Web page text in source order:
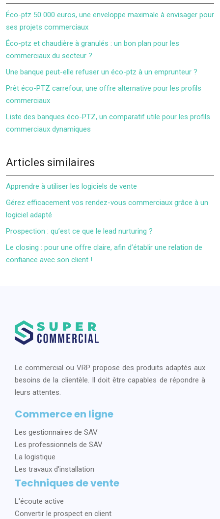
Éco-ptz 50 000 euros, une enveloppe maximale à envisager pour
ses projets commerciaux
Éco-ptz et chaudière à granulés : un bon plan pour les
commerciaux du secteur ?
Une banque peut-elle refuser un éco-ptz à un emprunteur ?
Prêt éco-PTZ carrefour, une offre alternative pour les profils
commerciaux
Liste des banques éco-PTZ, un comparatif utile pour les profils
commerciaux dynamiques
Articles similaires
Apprendre à utiliser les logiciels de vente
Gérez efficacement vos rendez-vous commerciaux grâce à un
logiciel adapté
Prospection : qu’est ce que le lead nurturing ?
Le closing : pour une offre claire, afin d’établir une relation de
confiance avec son client !
Le commercial ou VRP propose des produits adaptés aux
besoins de la clientèle. Il doit être capables de répondre à
leurs attentes.
Commerce en ligne
Les gestionnaires de SAV
Les professionnels de SAV
La logistique
Les travaux d'installation
Techniques de vente
L'écoute active
Convertir le prospect en client